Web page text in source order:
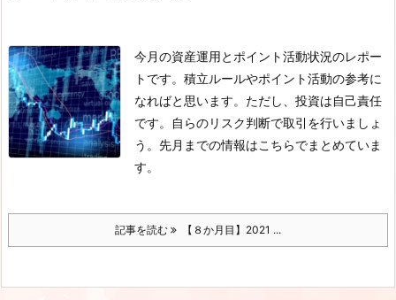
今月の資産運用とポイント活動状況のレポー
トです。積立ルールやポイント活動の参考に
なればと思います。ただし、投資は自己責任
です。自らのリスク判断で取引を行いましょ
う。先月までの情報はこちらでまとめていま
す。
記事を読む 【８か月目】2021 ...